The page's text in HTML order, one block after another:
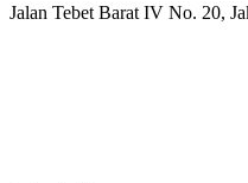
Jalan Tebet Barat IV No. 20,